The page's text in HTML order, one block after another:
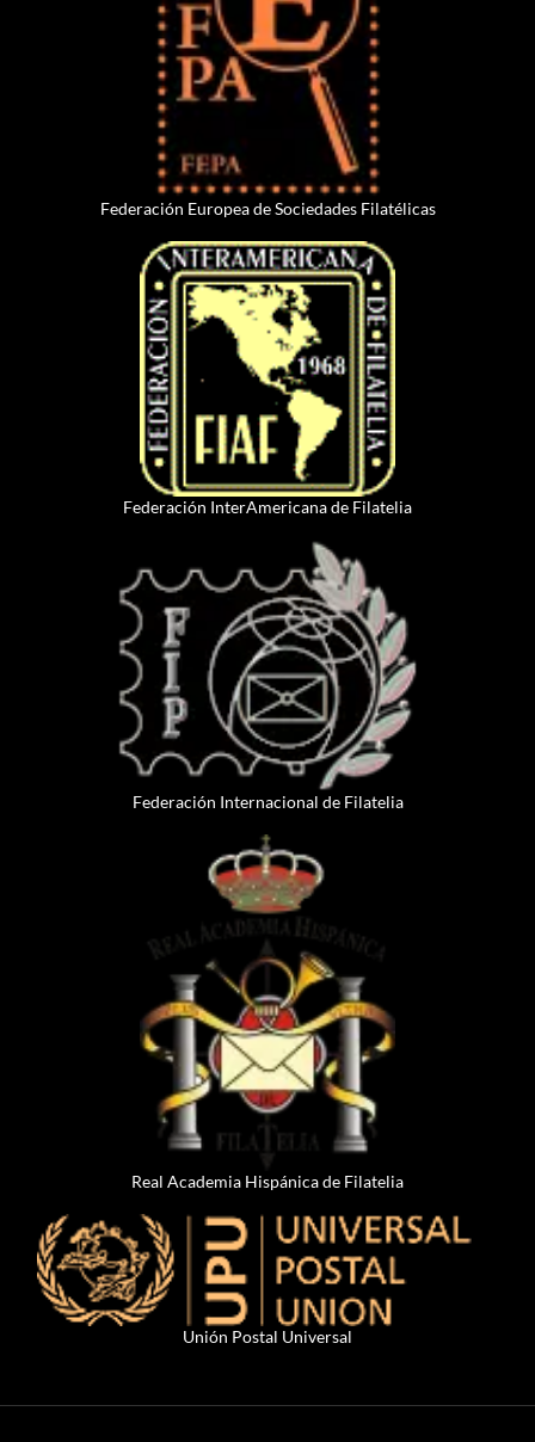
Federación Europea de Sociedades Filatélicas
Federación InterAmericana de Filatelia
Federación Internacional de Filatelia
Real Academia Hispánica de Filatelia
Unión Postal Universal